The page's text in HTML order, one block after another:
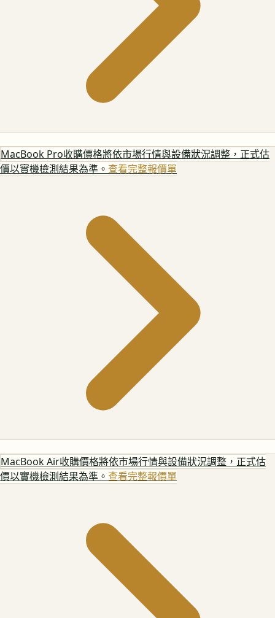
MacBook Pro收購價格將依市場行情與設備狀況調整，正式估
價以實機檢測結果為準。 查看完整報價單
MacBook Air收購價格將依市場行情與設備狀況調整，正式估
價以實機檢測結果為準。 查看完整報價單